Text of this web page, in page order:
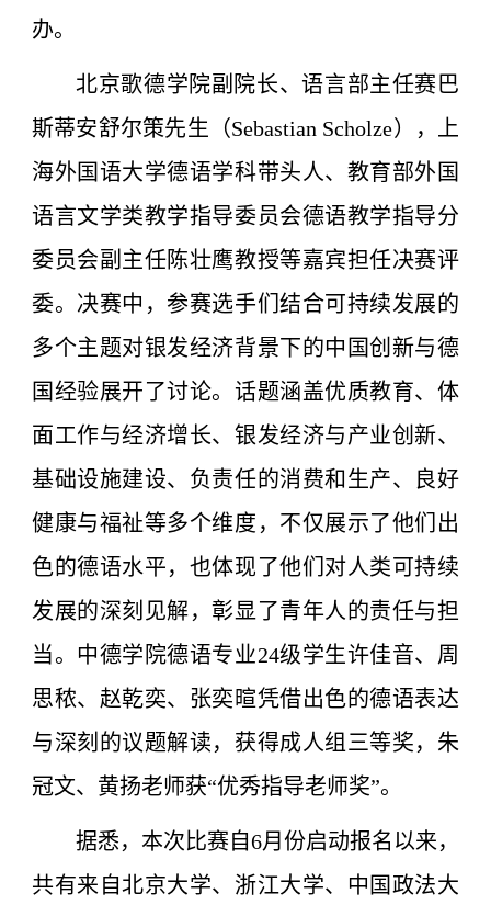
办。
北京歌德学院副院长、语言部主任赛巴
斯蒂安舒尔策先生（Sebastian Scholze），上
海外国语大学德语学科带头人、教育部外国
语言文学类教学指导委员会德语教学指导分
委员会副主任陈壮鹰教授等嘉宾担任决赛评
委。决赛中，参赛选手们结合可持续发展的
多个主题对银发经济背景下的中国创新与德
国经验展开了讨论。话题涵盖优质教育、体
面工作与经济增长、银发经济与产业创新、
基础设施建设、负责任的消费和生产、良好
健康与福祉等多个维度，不仅展示了他们出
色的德语水平，也体现了他们对人类可持续
发展的深刻见解，彰显了青年人的责任与担
当。中德学院德语专业24级学生许佳音、周
思秾、赵乾奕、张奕暄凭借出色的德语表达
与深刻的议题解读，获得成人组三等奖，朱
冠文、黄扬老师获“优秀指导老师奖”。
据悉，本次比赛自6月份启动报名以来，
共有来自北京大学、浙江大学、中国政法大